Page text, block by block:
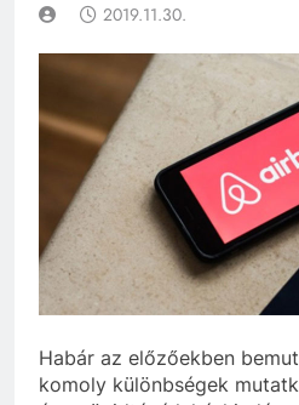
2019.11.30.
Habár az előzőekben
komoly különbségek